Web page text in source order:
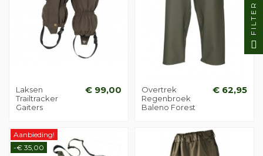
Laksen
Trailtracker
Gaiters
€ 99,00
Overtrek
Regenbroek
Baleno Forest
€ 62,95
Aanbieding!
-€ 35,00
FILTER